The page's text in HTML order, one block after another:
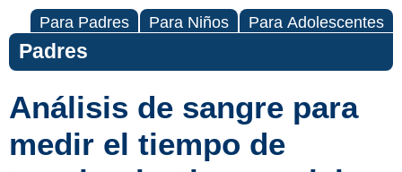
Para Padres Para Niños Para Adolescentes
Padres
Análisis de sangre para
medir el tiempo de